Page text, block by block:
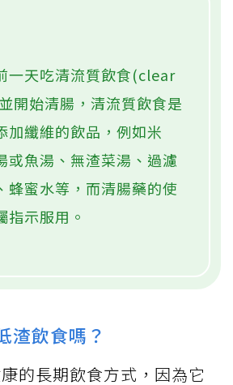
一天吃清流質飲食(clear
開始清腸，清流質飲食是
加纖維的飲品，例如米
或魚湯、無渣菜湯、過濾
蜂蜜水等，而清腸藥的使
指示服用。
渣飲食嗎？
的長期飲食方式，因為它